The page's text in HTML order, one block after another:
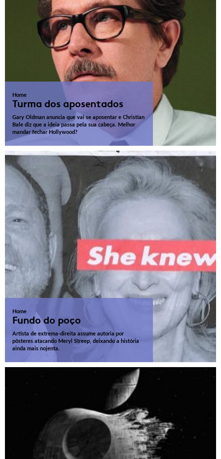
Home
Turma dos aposentados
Gary Oldman anuncia que vai se aposentar e Christian
Bale diz que a ideia passa pela sua cabeça. Melhor
mandar fechar Hollywood?
Home
Fundo do poço
Artista de extrema-direita assume autoria por
pôsteres atacando Meryl Streep, deixando a história
ainda mais nojenta.